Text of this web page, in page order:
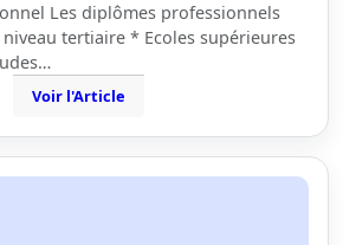
Les diplômes professionnels
tertiaire * Ecoles supérieures
Voir l'Article